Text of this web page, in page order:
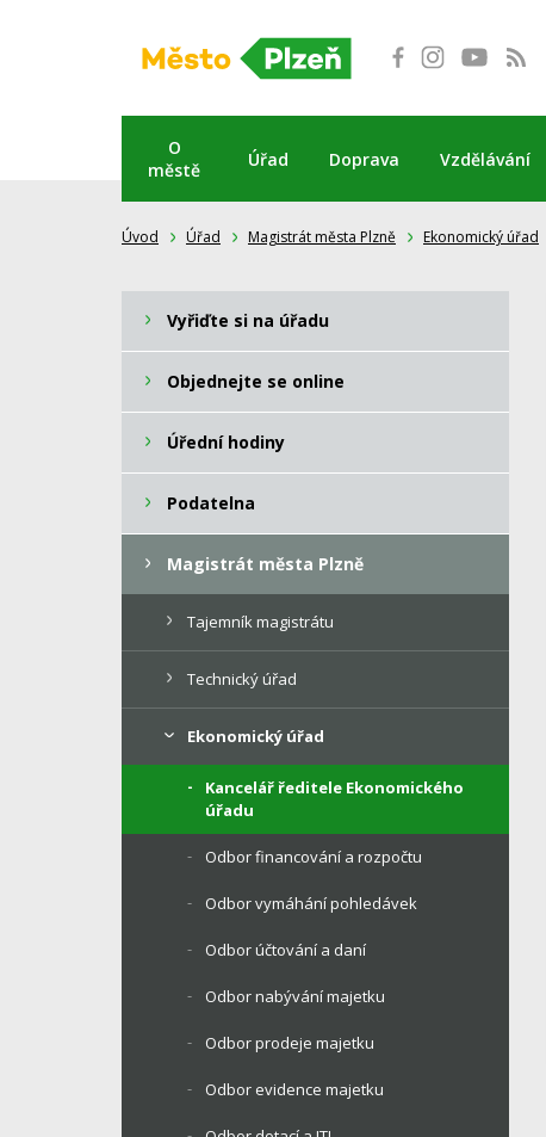
O
městě
Úřad Doprava Vzdělávání
Úvod Úřad Magistrát města Plzně Ekonomický úřad
Vyřiďte si na úřadu
Objednejte se online
Úřední hodiny
Podatelna
Magistrát města Plzně
Tajemník magistrátu
Technický úřad
Ekonomický úřad
Kancelář ředitele Ekonomického
úřadu
Odbor financování a rozpočtu
Odbor vymáhání pohledávek
Odbor účtování a daní
Odbor nabývání majetku
Odbor prodeje majetku
Odbor evidence majetku